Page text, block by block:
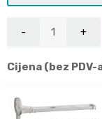
Cijena (bez PDV-